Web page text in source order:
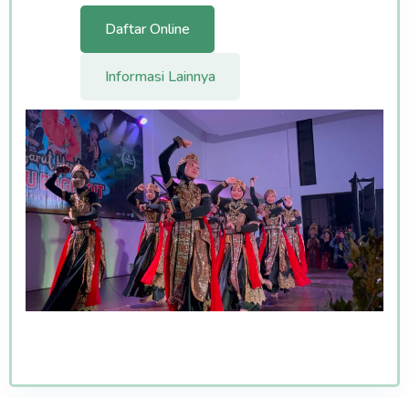
Daftar Online
Informasi Lainnya